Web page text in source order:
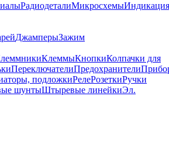
РадиодеталиМикросхемыИндикация
ДжамперыЗажим
КлеммыКнопкиКолпачки для
ПереключателиПредохранители
подложкиРелеРозеткиРучки
шунтыШтыревые линейкиЭл.